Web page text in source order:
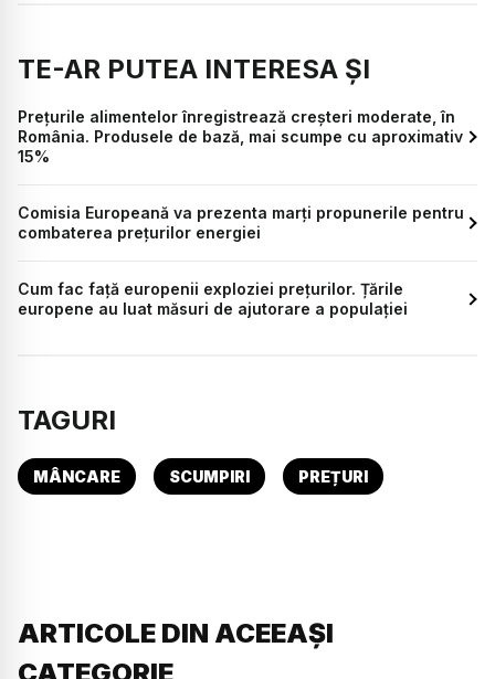
TE-AR PUTEA INTERESA ȘI
Prețurile alimentelor înregistrează creșteri moderate, în
România. Produsele de bază, mai scumpe cu aproximativ
15%
Comisia Europeană va prezenta marți propunerile pentru
combaterea prețurilor energiei
Cum fac față europenii exploziei prețurilor. Țările
europene au luat măsuri de ajutorare a populației
TAGURI
MÂNCARE SCUMPIRI PREȚURI
ARTICOLE DIN ACEEAȘI